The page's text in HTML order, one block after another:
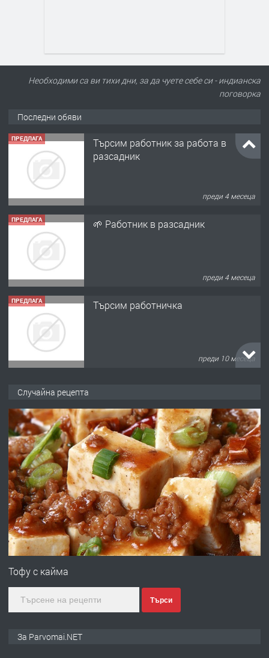
Необходими са ви тихи дни, за да чуете себе си - индианска
поговорка
Последни обяви
ПРЕДЛАГА
Търсим работник за работа в
разсадник
преди 4 месеца
ПРЕДЛАГА 🌱 Работник в разсадник
преди 4 месеца
ПРЕДЛАГА Търсим работничка
преди 10 месеца
преди 1 година
ПРЕДЛАГА Работа за общи работници
преди 1 година
ПРЕДЛАГА
Първи поход "По стъпките на Ангел
Случайна рецепта
Тофу с кайма
Търси
За Parvomai.NET